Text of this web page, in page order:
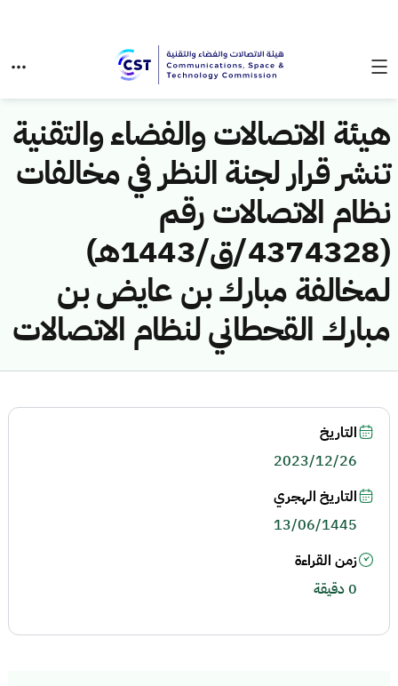
هيئة الاتصالات والفضاء والتقنية
تنشر قرار لجنة النظر في مخالفات
نظام الاتصالات رقم
(4374328/ق/1443هـ)
لمخالفة مبارك بن عايض بن
مبارك القحطاني لنظام الاتصالات
التاريخ
2023/12/26
التاريخ الهجري
13/06/1445
زمن القراءة
0 دقيقة